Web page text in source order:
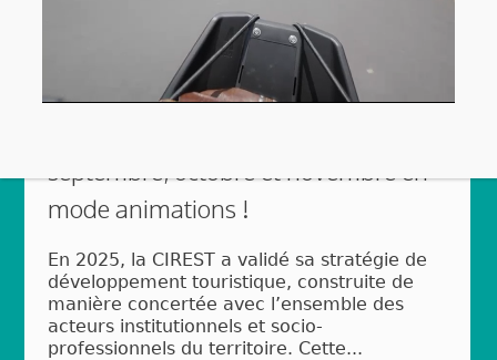
septembre, octobre et novembre en
mode animations !
En 2025, la CIREST a validé sa stratégie de
développement touristique, construite de
manière concertée avec l’ensemble des
acteurs institutionnels et socio-
professionnels du territoire. Cette...